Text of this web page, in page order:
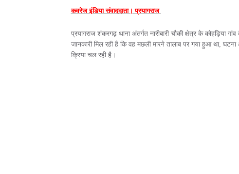
कवरेज इंडिया संवाददाता। प्रयागराज
प्रयागराज शंकरगढ़ थाना अंतर्गत नारीबारी चौकी क्षेत्र के कोहड़िया
जानकारी मिल रही है कि वह मछली मारने तालाब पर गया हुआ था,
क्रिया चल रही है।